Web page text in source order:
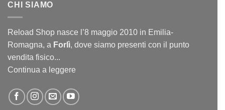
CHI SIAMO
Reload Shop nasce l’8 maggio 2010 in Emilia-
Romagna, a Forlì, dove siamo presenti con il punto
vendita fisico...
Continua a leggere